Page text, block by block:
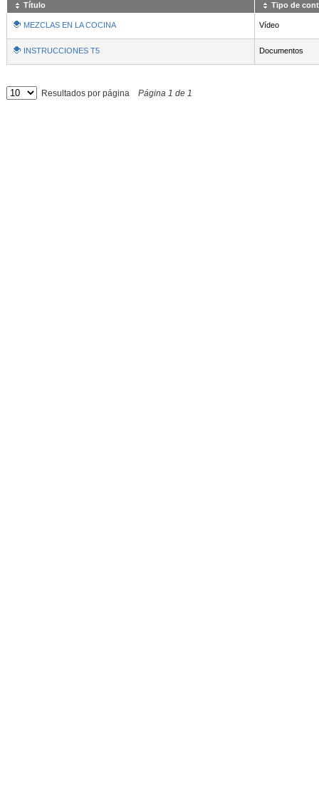
Título Tipo de
MEZCLAS EN LA COCINA Vídeo
INSTRUCCIONES T5 Documentos
Resultados por página Página 1 de 1